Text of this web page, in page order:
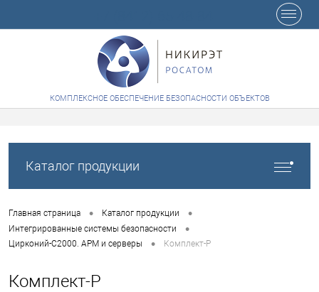
КОМПЛЕКСНОЕ ОБЕСПЕЧЕНИЕ БЕЗОПАСНОСТИ ОБЪЕКТОВ
Каталог продукции
Главная страница • Каталог продукции •
Интегрированные системы безопасности •
Цирконий-С2000. АРМ и серверы • Комплект-Р
Комплект-Р